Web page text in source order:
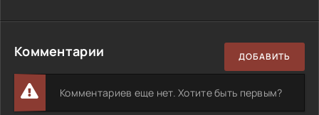
Комментарии ДОБАВИТЬ
Комментариев еще нет. Хотите быть первым?